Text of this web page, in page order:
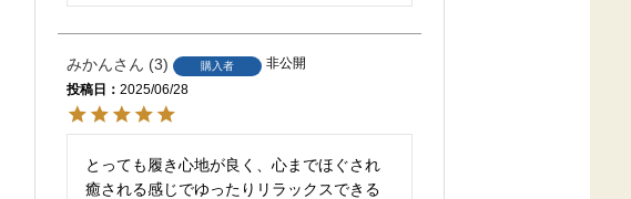
みかん 3 購入者
非公開
投稿日
2025/06/28
とっても履き心地が良く、心までほぐされ
癒される感じでゆったりリラックスできる